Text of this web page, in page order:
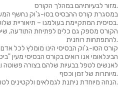
מזור לבעיותיהם במהלך הקורס.
במסגרת קורס ההבסיס בסו-ג'וק נחשף
בסיסית המתקיימת בעולמנו – תיאוריית שלושת המקורות.
הקורס מספק גם כלים לפתיחת התודעה,
להתפתחות רוחנית.
קורס הסו-ג'וק הבסיסי הינו מומלץ לכל
הבינלאומי אנו רואים בקורס הבסיסי מעין
לאנשים לטפל בבעיות שלהם בצורה פשוטה
מיותרות של זמן וכסף.
הנחה מיוחדת ניתנת לגמלאים ולקטינים לטובת הפצת השיטה בקהילה.